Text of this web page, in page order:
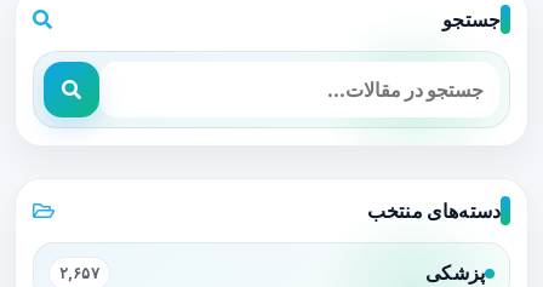
جستجو
دسته‌های منتخب
پزشکی ۲,۶۵۷